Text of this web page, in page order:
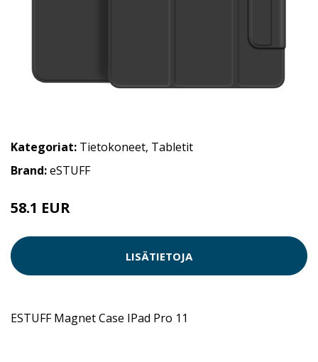
Kategoriat: Tietokoneet, Tabletit
Brand:eSTUFF
58.1 EUR
LISÄTIETOJA
ESTUFF Magnet Case IPad Pro 11